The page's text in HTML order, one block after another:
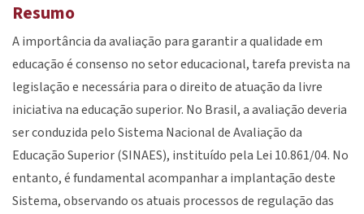
Resumo
A importância da avaliação para garantir a qualidade em
educação é consenso no setor educacional, tarefa prevista na
legislação e necessária para o direito de atuação da livre
iniciativa na educação superior. No Brasil, a avaliação deveria
ser conduzida pelo Sistema Nacional de Avaliação da
Educação Superior (SINAES), instituído pela Lei 10.861/04. No
entanto, é fundamental acompanhar a implantação deste
Sistema, observando os atuais processos de regulação das